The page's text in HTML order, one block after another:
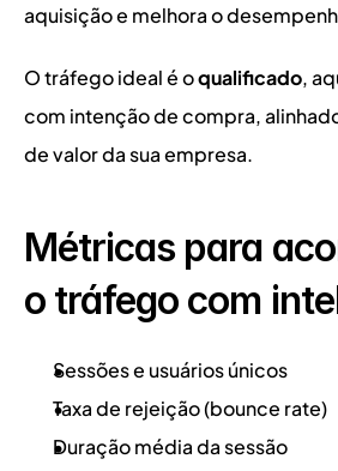
aquisição e melhora o
O tráfego ideal é o qualificado,
com intenção de compra,
de valor da sua empresa.
Métricas para
o tráfego com
Sessões e usuários únicos
Taxa de rejeição (bounce rate)
Duração média da sessão